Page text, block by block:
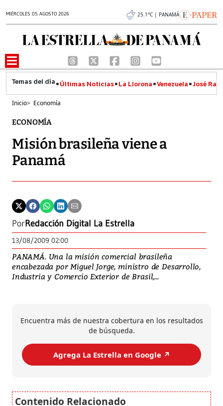
MIÉRCOLES 05 AGOSTO 2026 25.1°C | PANAMÁ
Últimas Noticias La Llorona Venezuela José
Inicio> Economía
ECONOMÍA
Misión brasileña viene a
Panamá
PorRedacción Digital La Estrella
13/08/2009 02:00
PANAMÁ. Una la misión comercial brasileña
encabezada por Miguel Jorge, ministro de Desarrollo,
Industria y Comercio Exterior de Brasil,...
Encuentra más de nuestra cobertura en los resultados
de búsqueda.
Agrega La Estrella en Google ↗️